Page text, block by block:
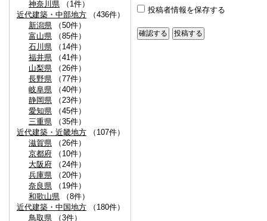
神奈川県 （1件）
近代建築・中部地方 （436件）
新潟県 （50件）
富山県 （85件）
石川県 （14件）
福井県 （41件）
山梨県 （26件）
長野県 （77件）
岐阜県 （40件）
静岡県 （23件）
愛知県 （45件）
三重県 （35件）
近代建築・近畿地方 （107件）
滋賀県 （26件）
京都府 （10件）
大阪府 （24件）
兵庫県 （20件）
奈良県 （19件）
和歌山県 （8件）
近代建築・中国地方 （180件）
鳥取県 （3件）
投稿者情報を保存する